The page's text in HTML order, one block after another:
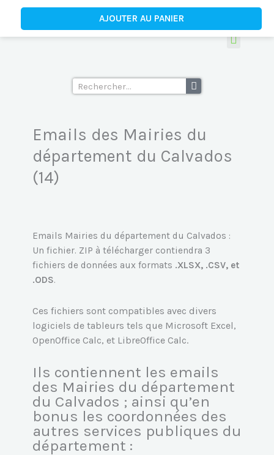
contenu
Rechercher
Emails des Mairies du
département du Calvados
(14)
Emails Mairies du département du Calvados :
Un fichier. ZIP à télécharger contiendra 3
fichiers de données aux formats .XLSX, .CSV, et
.ODS.
Ces fichiers sont compatibles avec divers
logiciels de tableurs tels que Microsoft Excel,
OpenOffice Calc, et LibreOffice Calc.
Ils contiennent les emails
des Mairies du département
du Calvados ; ainsi qu’en
bonus les coordonnées des
autres services publiques du
département :
quantité
Emails
AJOUTER AU PANIER